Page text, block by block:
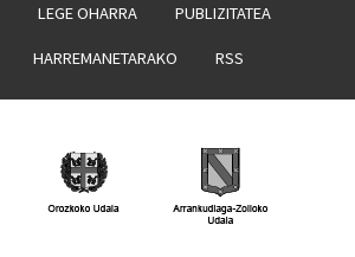
LEGE OHARRA PUBLIZITATEA
HARREMANETARAKO RSS